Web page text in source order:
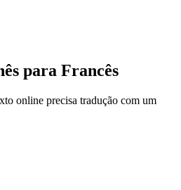
para Francês
online precisa tradução com um